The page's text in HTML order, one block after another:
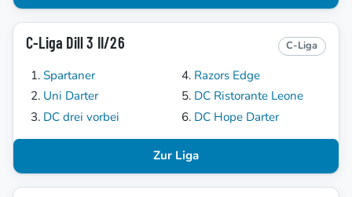
C-Liga Dill 3 II/26 C-Liga
Spartaner
Uni Darter
DC drei vorbei
Razors Edge
DC Ristorante Leone
DC Hope Darter
Zur Liga